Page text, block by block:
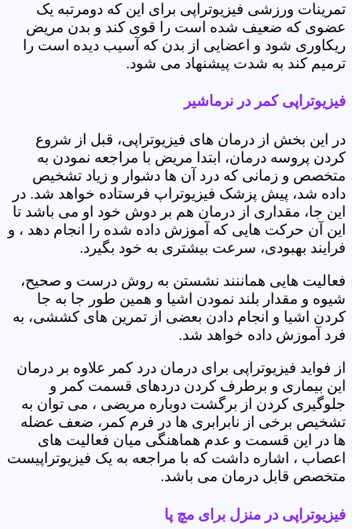
تمرینات ورزشی فیزیوتراپی برای این که دومرتبه یک
عضوی که ضعیف شده است را قوی کند و بدن مریض
ریکاوری شود و اعضایی از بدن که آسیب دیده است را
ترمیم کند به شدت پیشنهاد می شود.
فیزیوتراپی کمر در نرماشیر
در این بخش از درمان های فیزیوتراپی، قبل از شروع
کردن پروسه درمان، ابتدا مریض با مراجعه نمودن به
متخصص و زمانی که درد آن ها دشوار و زیاد تشخیص
داده شد، پیش پزشک فیزیوتراپ فرستاده خواهد شد. در
این جا، مقداری از درمان هم بر دوش خود او می باشد تا
این آن حرکت هایی که آموزش داده شده را انجام دهد ، و
فرایند بهبودی، سرعت بیشتری به خود بگیرد.
فعالیت هایی هماننند نشستن به روش درست و صحیح،
شیوه و مقدار بلند نمودن اشیا و همین طور جا به جا
کردن اشیا و انجام دادن بعضی از تمرین های کششی، به
فرد آموزش داده خواهد شد.
از فواید فیزیوتراپی برای درمان درد کمر علاوه بر درمان
این بیماری و برطرف کردن دردهای قسمت کمر و
جلوگیری کردن از برگشت دوباره مریضی ، می توان به
تشخیص برخی از نابرابری ها در فرم کمر، ضعف عضله
ها در این قسمت و عدم هماهنگی میان فعالیت های
اعصاب ، اشاره داشت که با مراجعه به یک فیزیوتراپیست
متخصص قابل درمان می باشد.
فیزیوتراپی در منزل برای مچ پا